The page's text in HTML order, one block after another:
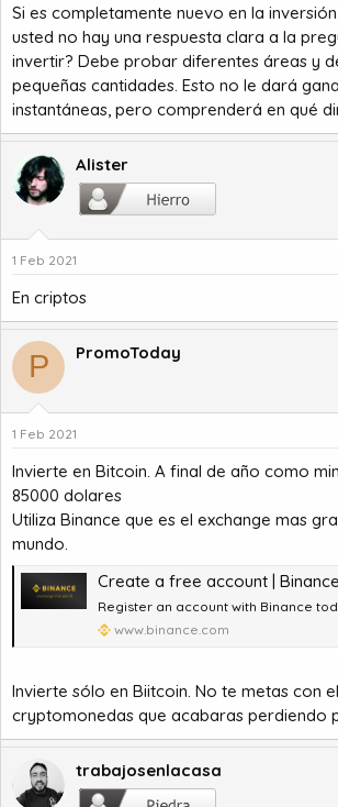
Si es completamente nuevo en la
usted no hay una respuesta clara a la
invertir? Debe probar diferentes áreas y
pequeñas cantidades. Esto no le dará
instantáneas, pero comprenderá en qué
Alister
1 Feb 2021
En criptos
P PromoToday
1 Feb 2021
Invierte en Bitcoin. A final de año como
85000 dolares
Utiliza Binance que es el exchange mas
mundo.
Create a free account | Binance
Register an account with Binance
www.binance.com
Invierte sólo en Biitcoin. No te metas con
cryptomonedas que acabaras perdiendo
trabajosenlacasa